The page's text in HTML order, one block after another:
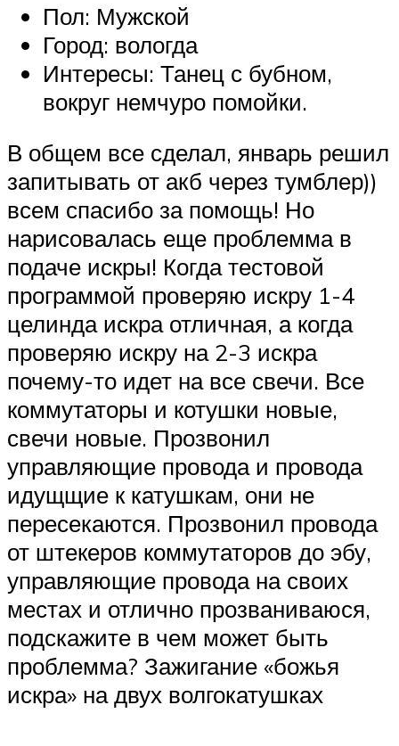
Пол: Мужской
Город: вологда
Интересы: Танец с бубном,
вокруг немчуро помойки.
В общем все сделал, январь решил
запитывать от акб через тумблер))
всем спасибо за помощь! Но
нарисовалась еще проблемма в
подаче искры! Когда тестовой
программой проверяю искру 1-4
целинда искра отличная, а когда
проверяю искру на 2-3 искра
почему-то идет на все свечи. Все
коммутаторы и котушки новые,
свечи новые. Прозвонил
управляющие провода и провода
идущщие к катушкам, они не
пересекаются. Прозвонил провода
от штекеров коммутаторов до эбу,
управляющие провода на своих
местах и отлично прозваниваюся,
подскажите в чем может быть
проблемма? Зажигание «божья
искра» на двух волгокатушках